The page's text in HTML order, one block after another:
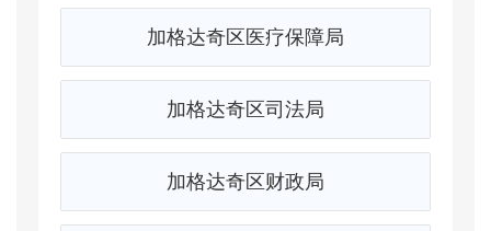
加格达奇区医疗保障局
加格达奇区司法局
加格达奇区财政局